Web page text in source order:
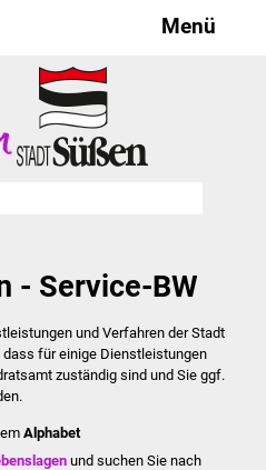
Menü
Stadt & Politik
Bürgermeister
Ausschüsse
Ratsinformationssystem
Jugendbeirat
Summerrockfestival
- Service-BW
und Verfahren der Stadt
dass für einige Dienstleistungen
zuständig sind und Sie ggf.
Alphabet
und suchen Sie nach